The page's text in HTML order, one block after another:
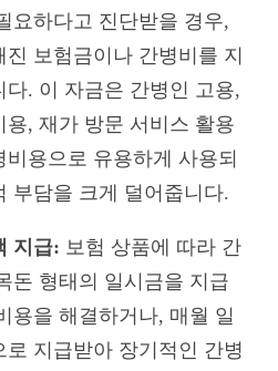
요하다고 진단받을 경우,
보험금이나 간병비를 지
다. 이 자금은 간병인 고용,
용, 재가 방문 서비스 활용
용으로 유용하게 사용되
부담을 크게 덜어줍니다.
지급: 보험 상품에 따라 간
돈 형태의 일시금을 지급
용을 해결하거나, 매월 일
로 지급받아 장기적인 간병